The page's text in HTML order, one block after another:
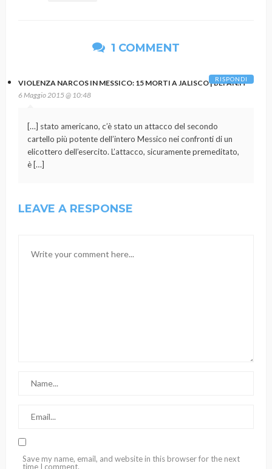
1 COMMENT
VIOLENZA NARCOS IN MESSICO: 15 MORTI A JALISCO | BEFAN.IT
6 Maggio 2015 @ 10:48
[…] stato americano, c’è stato un attacco del secondo
cartello più potente dell’intero Messico nei confronti di un
elicottero dell’esercito. L’attacco, sicuramente premeditato,
è […]
RISPONDI
LEAVE A RESPONSE
Save my name, email, and website in this browser for the next
time I comment.